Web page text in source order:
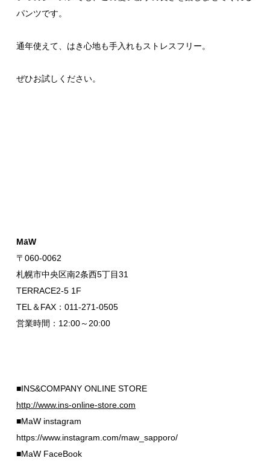
パンツです。
通年使えて、はき心地も手入れもストレスフリー。
ぜひお試しください。
MāW
〒060-0062
札幌市中央区南2条西5丁目31
TERRACE2-5 1F
TEL＆FAX：011-271-0505
営業時間：12:00～20:00
■INS&COMPANY ONLINE STORE
http://www.ins-online-store.com
■MaW instagram
https://www.instagram.com/maw_sapporo/
■MaW FaceBook